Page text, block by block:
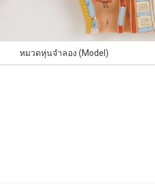
หมวดหุ่นจำลอง (Model)